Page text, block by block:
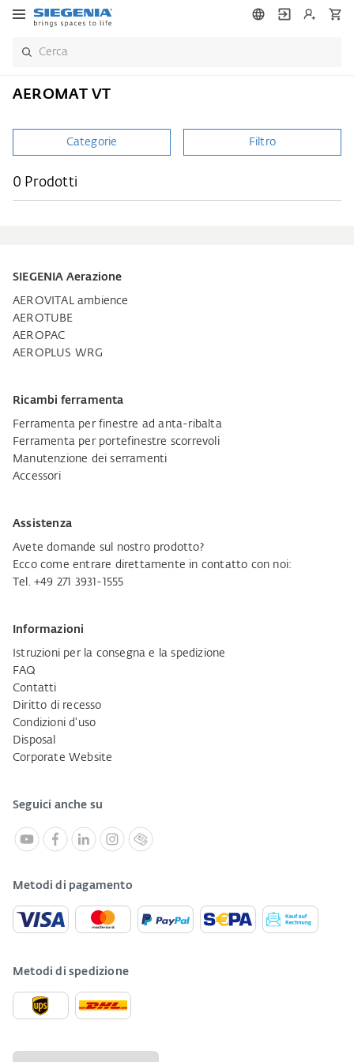
AEROMAT VT
Categorie Filtro
0 Prodotti
SIEGENIA Aerazione
AEROVITAL ambience
AEROTUBE
AEROPAC
AEROPLUS WRG
Ricambi ferramenta
Ferramenta per finestre ad anta-ribalta
Ferramenta per portefinestre scorrevoli
Manutenzione dei serramenti
Accessori
Assistenza
Avete domande sul nostro prodotto?
Ecco come entrare direttamente in contatto con noi:
Tel. +49 271 3931-1555
Informazioni
Istruzioni per la consegna e la spedizione
FAQ
Contatti
Diritto di recesso
Condizioni d'uso
Disposal
Corporate Website
Seguici anche su
Metodi di pagamento
Metodi di spedizione